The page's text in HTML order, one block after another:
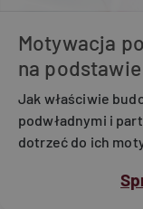
Motywacja
na
Jak właściwie
podwładnymi i
dotrzeć do ich